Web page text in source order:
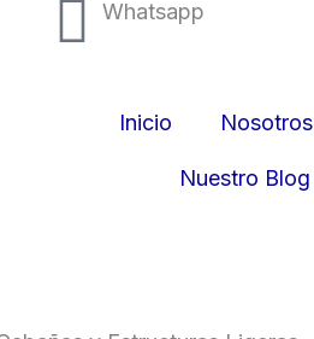
Whatsapp
Inicio Nosotros
Nuestro Blog